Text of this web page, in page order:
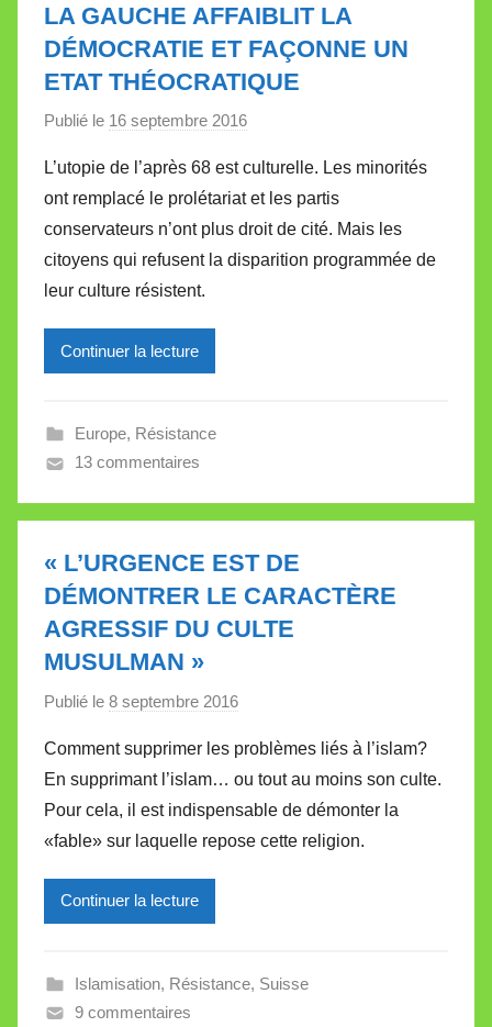
t
t
e
LA GAUCHE AFFAIBLIT LA
DÉMOCRATIE ET FAÇONNE UN
ETAT THÉOCRATIQUE
Publié le 16 septembre 2016
r
M
i
r
l
t
t
e
L’utopie de l’après 68 est culturelle. Les minorités
ont remplacé le prolétariat et les partis
conservateurs n’ont plus droit de cité. Mais les
citoyens qui refusent la disparition programmée de
leur culture résistent.
Continuer la lecture
Europe, Résistance
13 commentaires
« L’URGENCE EST DE
DÉMONTRER LE CARACTÈRE
AGRESSIF DU CULTE
MUSULMAN »
Publié le 8 septembre 2016
r
M
i
r
e
Comment supprimer les problèmes liés à l’islam?
En supprimant l’islam… ou tout au moins son culte.
Pour cela, il est indispensable de démonter la
«fable» sur laquelle repose cette religion.
Continuer la lecture
Islamisation, Résistance, Suisse
9 commentaires